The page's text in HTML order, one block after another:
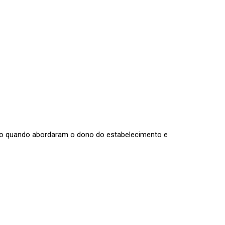
quando abordaram o dono do estabelecimento e